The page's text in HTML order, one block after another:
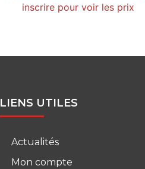
inscrire pour voir les prix
LIENS UTILES
Actualités
Mon compte